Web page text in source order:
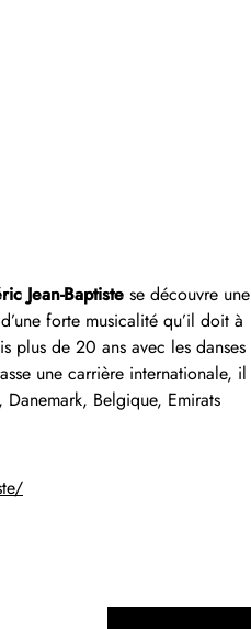
Jean-Baptiste se découvre une
forte musicalité qu’il doit à
plus de 20 ans avec les danses
une carrière internationale, il
Belgique, Emirats